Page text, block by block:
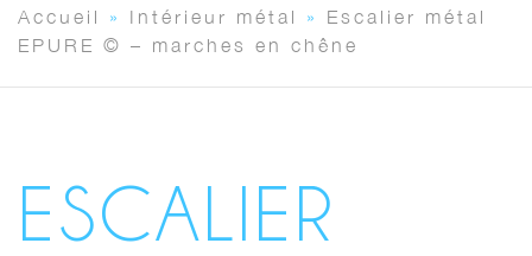
Accueil » Intérieur métal » Escalier métal
EPURE © – marches en chêne
ESCALIER